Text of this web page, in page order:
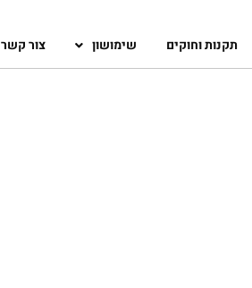
תקנות וחוקים שימושון צור קשר